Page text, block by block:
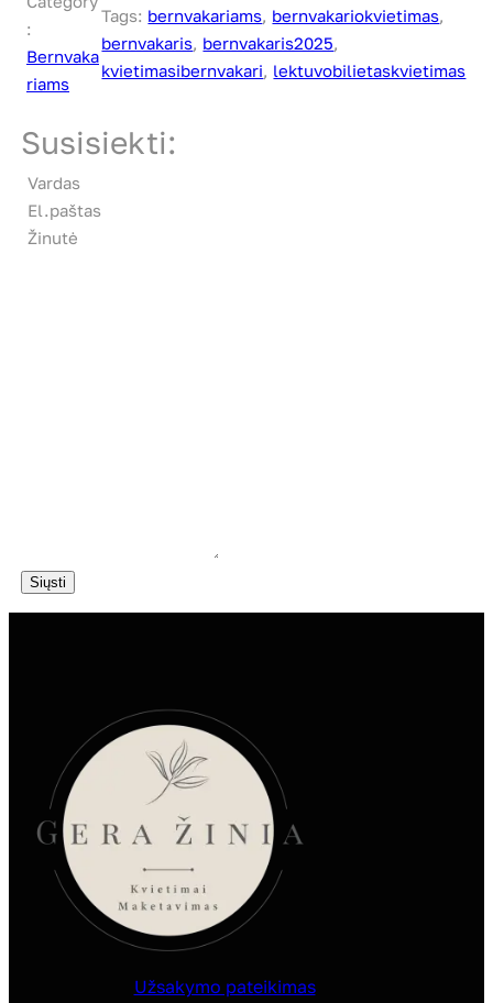
:
Bernvaka
riams
Tags: bernvakariams, bernvakariokvietimas
bernvakaris, bernvakaris2025
kvietimasibernvakari, lektuvobilietaskvietimas
Susisiekti:
Vardas
El.paštas
Žinutė
Siųsti
Užsakymo pateikimas